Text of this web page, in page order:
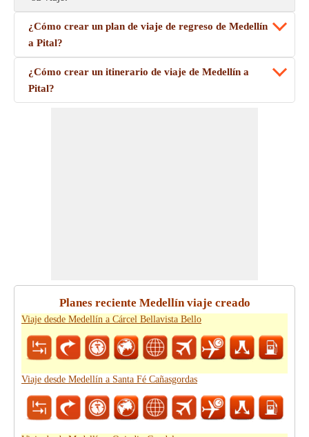
¿Cómo crear un plan de viaje de regreso de Medellín
a Pital?
¿Cómo crear un itinerario de viaje de Medellín a
Pital?
Planes reciente Medellín viaje creado
Viaje desde Medellín a Cárcel Bellavista Bello
Viaje desde Medellín a Santa Fé Cañasgordas